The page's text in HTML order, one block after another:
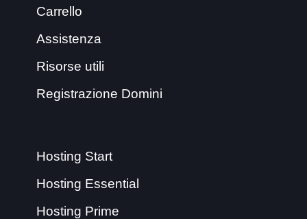
Carrello
Assistenza
Risorse utili
Registrazione Domini
Hosting Start
Hosting Essential
Hosting Prime